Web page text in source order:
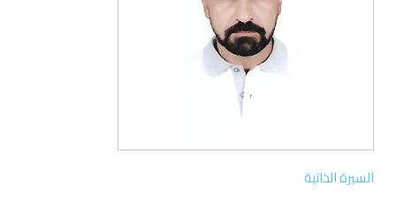
السيرة الذاتية